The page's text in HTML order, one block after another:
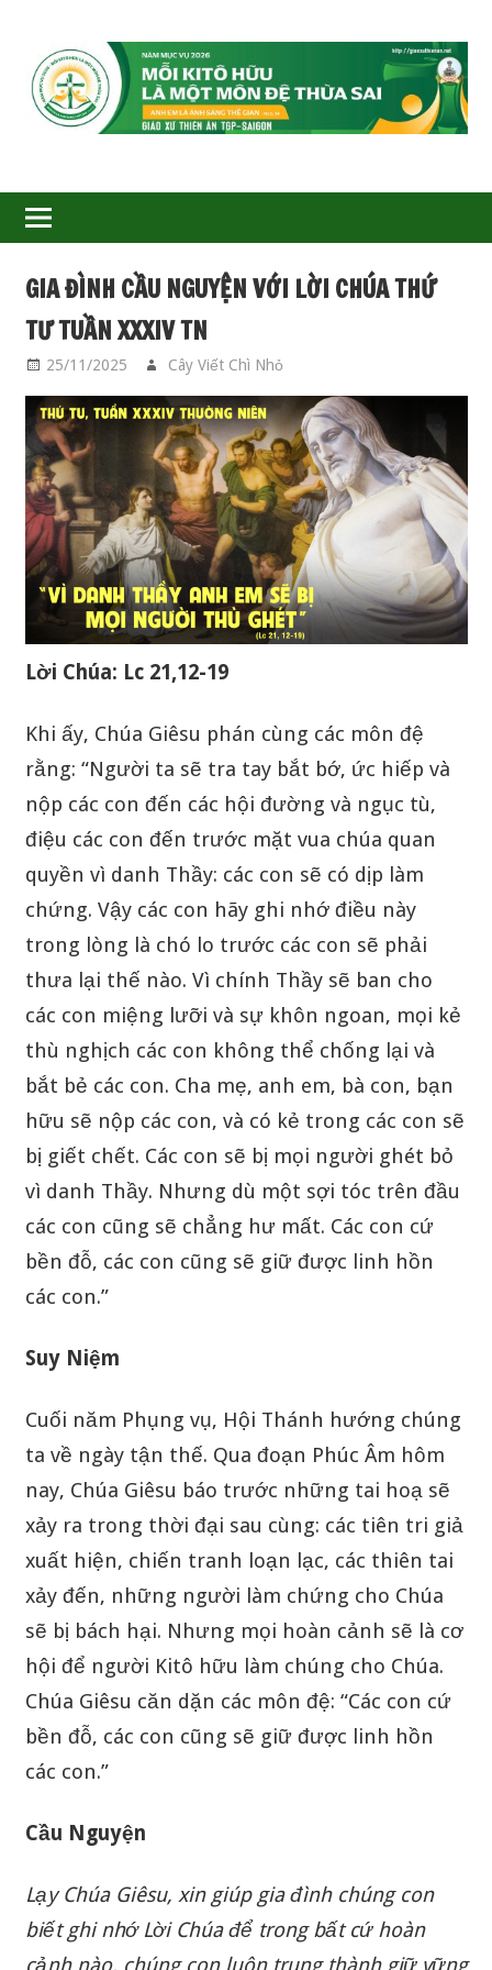
GIÁO
XỨ
THIÊN
ÂN-
TGP
SAIGON
GIA ĐÌNH CẦU NGUYỆN VỚI LỜI CHÚA THỨ
TƯ TUẦN XXXIV TN
25/11/2025 Cây Viết Chì Nhỏ
Lời Chúa: Lc 21,12-19
Khi ấy, Chúa Giêsu phán cùng các môn đệ
rằng: “Người ta sẽ tra tay bắt bớ, ức hiếp và
nộp các con đến các hội đường và ngục tù,
điệu các con đến trước mặt vua chúa quan
quyền vì danh Thầy: các con sẽ có dịp làm
chứng. Vậy các con hãy ghi nhớ điều này
trong lòng là chó lo trước các con sẽ phải
thưa lại thế nào. Vì chính Thầy sẽ ban cho
các con miệng lưỡi và sự khôn ngoan, mọi kẻ
thù nghịch các con không thể chống lại và
bắt bẻ các con. Cha mẹ, anh em, bà con, bạn
hữu sẽ nộp các con, và có kẻ trong các con sẽ
bị giết chết. Các con sẽ bị mọi người ghét bỏ
vì danh Thầy. Nhưng dù một sợi tóc trên đầu
các con cũng sẽ chẳng hư mất. Các con cứ
bền đỗ, các con cũng sẽ giữ được linh hồn
các con.”
Suy Niệm
Cuối năm Phụng vụ, Hội Thánh hướng chúng
ta về ngày tận thế. Qua đoạn Phúc Âm hôm
nay, Chúa Giêsu báo trước những tai hoạ sẽ
xảy ra trong thời đại sau cùng: các tiên tri giả
xuất hiện, chiến tranh loạn lạc, các thiên tai
xảy đến, những người làm chứng cho Chúa
sẽ bị bách hại. Nhưng mọi hoàn cảnh sẽ là cơ
hội để người Kitô hữu làm chúng cho Chúa.
Chúa Giêsu căn dặn các môn đệ: “Các con cứ
bền đỗ, các con cũng sẽ giữ được linh hồn
các con.”
Cầu Nguyện
Lạy Chúa Giêsu, xin giúp gia đình chúng con
biết ghi nhớ Lời Chúa để trong bất cứ hoàn
cảnh nào, chúng con luôn trung thành giữ vững